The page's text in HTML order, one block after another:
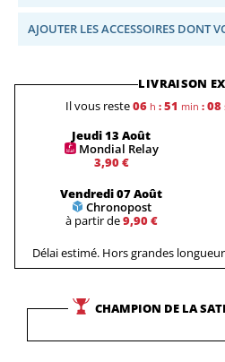
AJOUTER LES ACCESSOIRES DONT
LIVRAISON
Il vous reste06h : 51 min : 07
Jeudi 13 Août
Mondial Relay
3,90 €
Vendredi 07 Août
Chronopost
à partir de9,90 €
Délai estimé. Hors grandes
CHAMPION DE LA